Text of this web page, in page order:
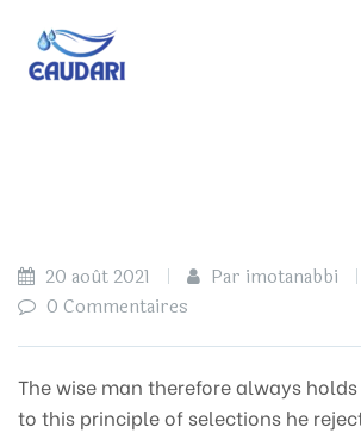
20 août 2021
Par imotanabbi
0 Commentaires
The wise man therefore always
to this principle of selections he